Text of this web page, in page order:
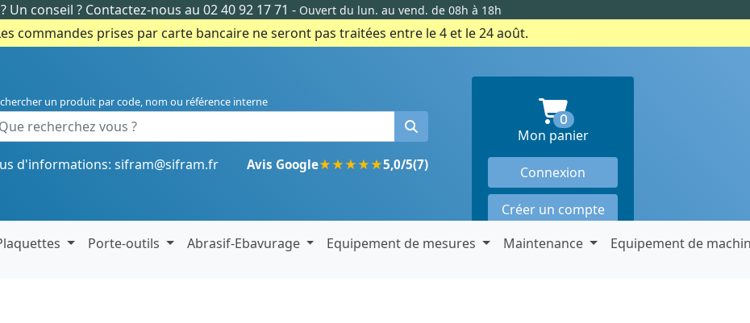
Un conseil ?Contactez-nous au 02 40 92 17 71 - Ouvert du lun. au vend. de 08h à 18h
commandes prises par carte bancaire ne seront pas traitées entre le 4 et le 24 août.
un produit par code, nom ou référence interne
d'informations: sifram@sifram.fr Avis Google★★★★★5,0/5(7)
0produits en panier
Mon panier
Connexion
Créer un compte
Porte-outils Abrasif-Ebavurage Equipement de mesures Maintenance Equipement de